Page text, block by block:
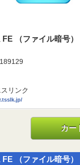
FE （ファイル暗号
リンク
カー
FE （ファイル暗号